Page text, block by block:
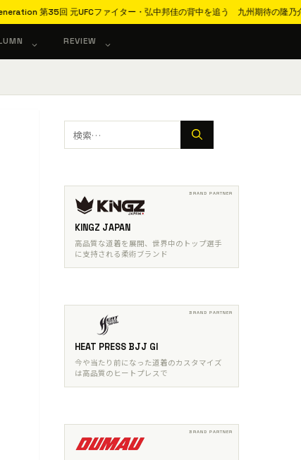
ファイター・弘中邦佳の背中を追う 九州期待の隆乃介が描く夢
REVIEW
検
索:
KINGZ JAPAN
高品質な道着を展開、世界中のトップ選手
に支持される柔術ブランド
HEAT PRESS BJJ GI
今や当たり前になった道着のカスタマイズ
は高品質のヒートプレスで